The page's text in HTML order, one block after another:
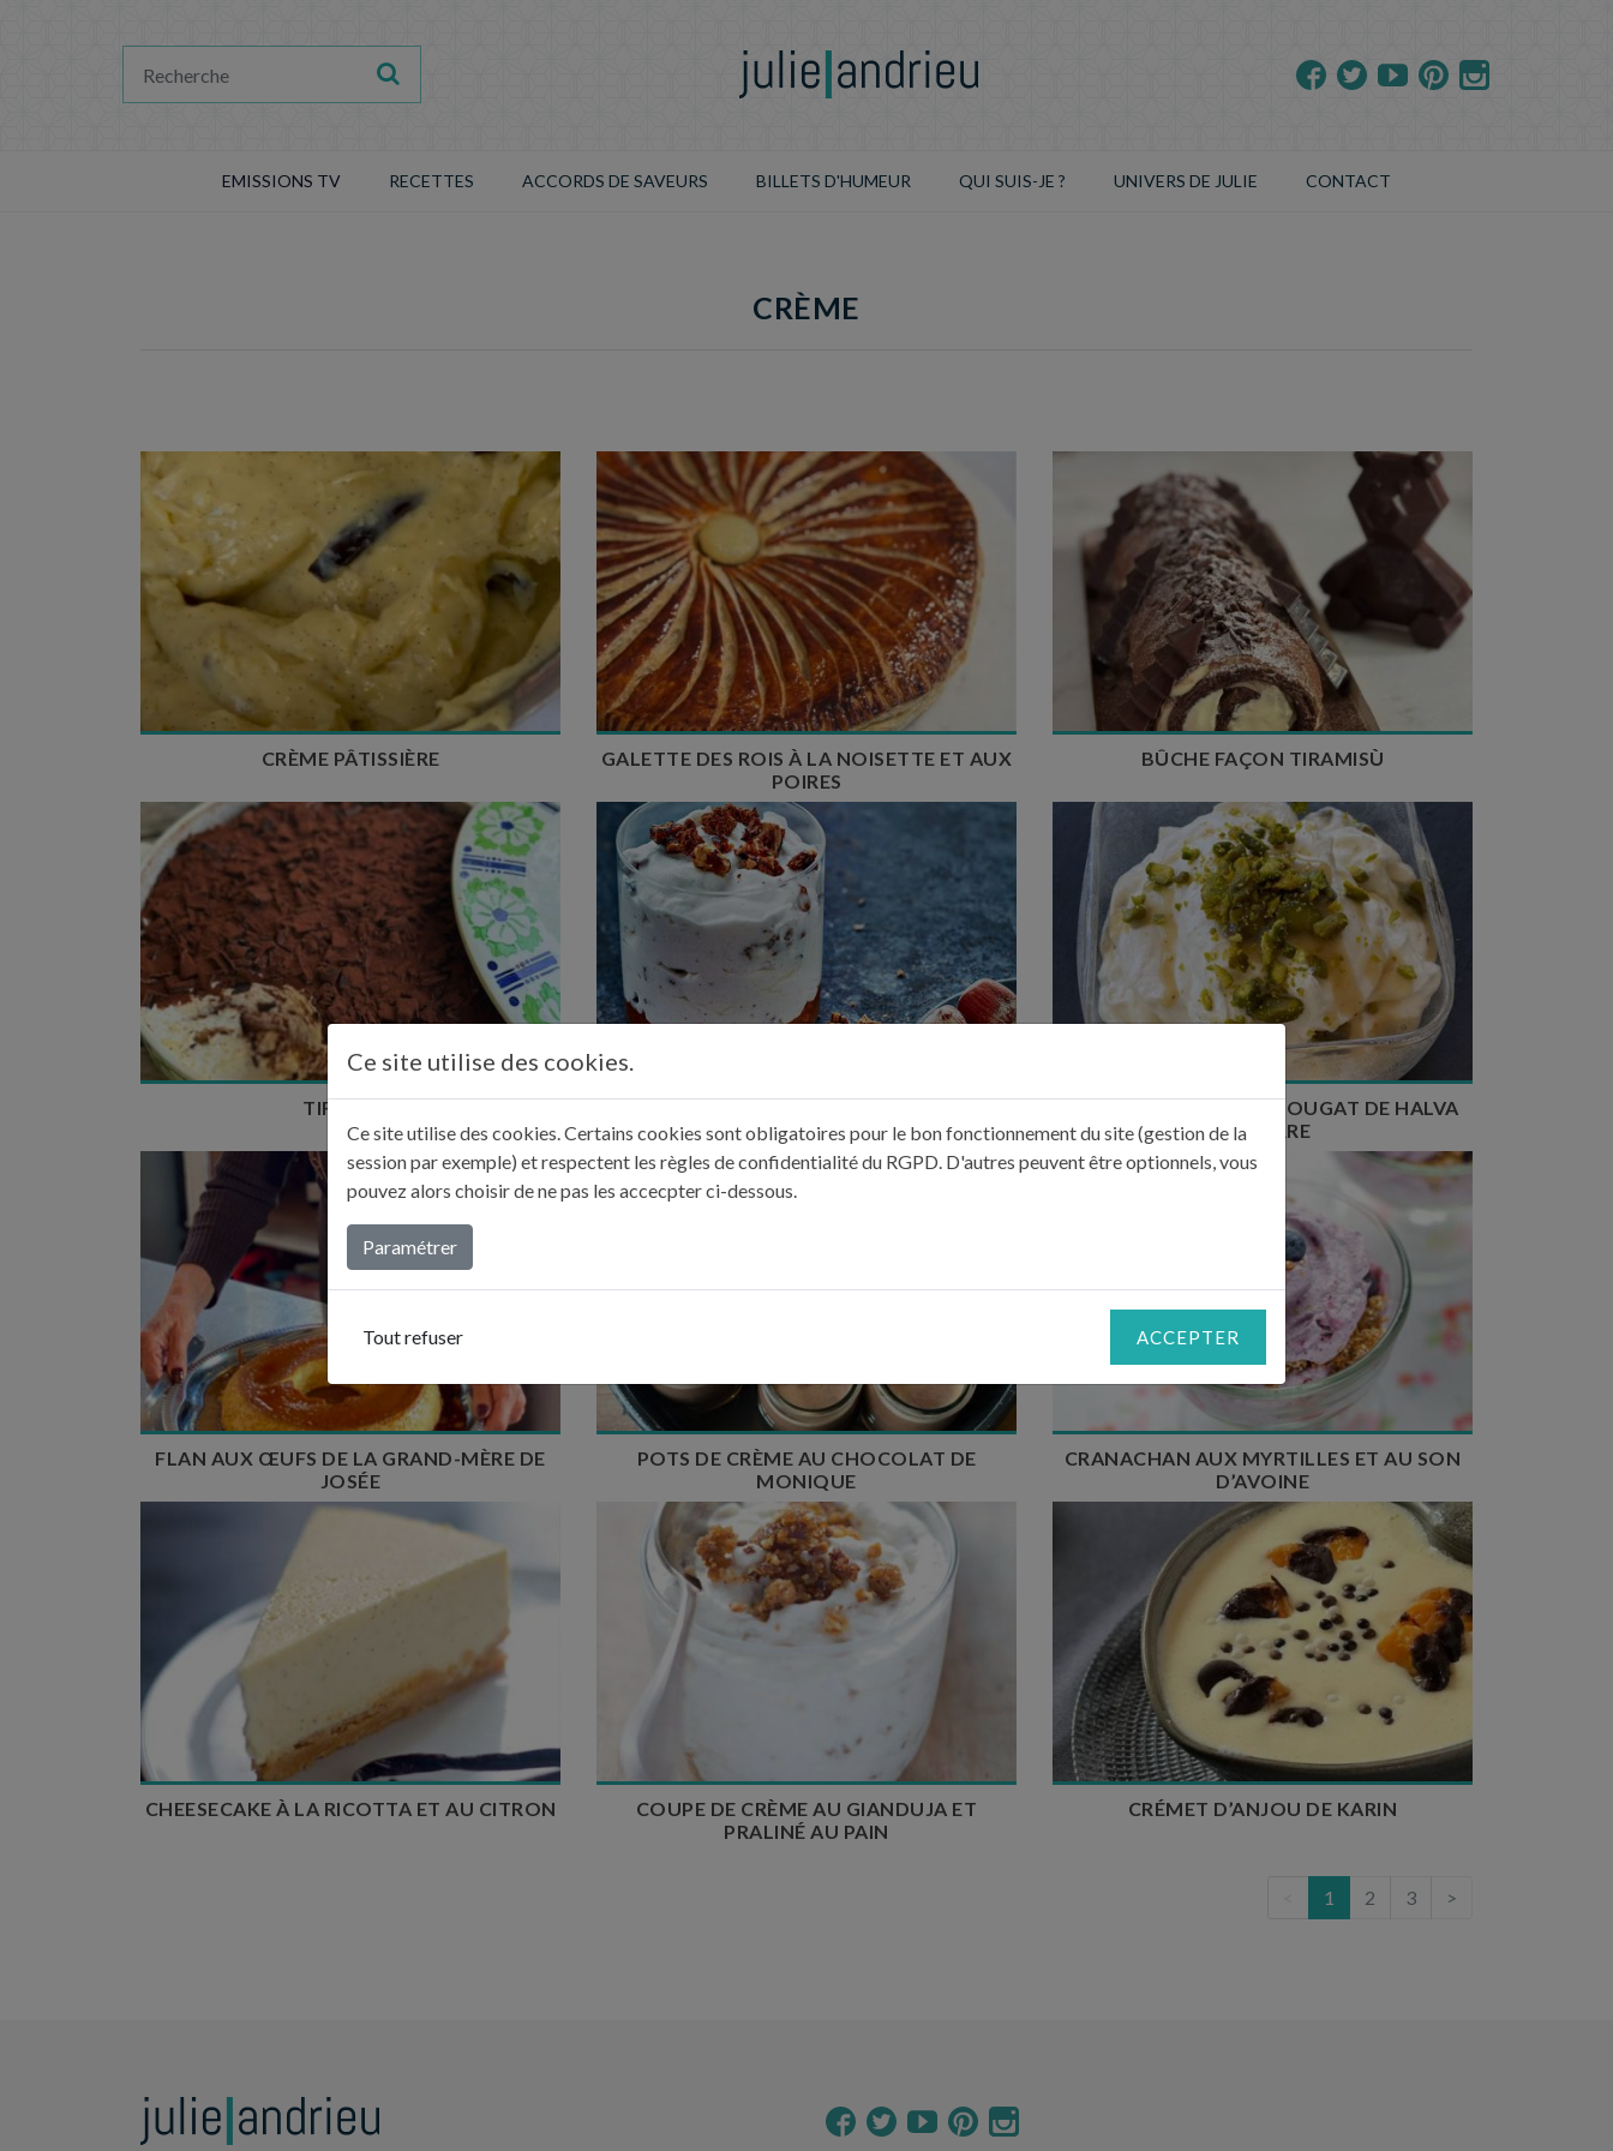
EMISSIONS TV RECETTES ACCORDS DE SAVEURS BILLETS D'HUMEUR QUI SUIS-JE ? UNIVERS DE JULIE CONTACT
CRÈME
Temps de préparation : 10 min
Nombre de couverts : 200g
CRÈME PÂTISSIÈRE
Temps de préparation : 35 min
Temps de cuisson : 30 ou 35 min
Nombre de couverts : 10
GALETTE DES ROIS À LA NOISETTE ET AUX
POIRES
Temps de préparation : 35 min
Temps de cuisson : 10 min
Temps de repos : 24h à 48h
Nombre de couverts : 8 à 10
BÛCHE FAÇON TIRAMISÙ
Temps de préparation : 25 min
Temps de repos : 24h à 48h
Nombre de couverts : 6 à 8
TIRAMISÙ
Temps de préparation : 35 min
Nombre de couverts : 6
CHAPELURE DE ...
Temps de préparation : 30 min
Nombre de couverts : 6
FONTAINEBLEAU AU NOUGAT DE HALVA
DE PIERRE
Temps de préparation : 15 min
Temps de cuisson : 55 min
Nombre de couverts : 6
FLAN AUX ŒUFS DE LA GRAND-MÈRE DE
JOSÉE
POTS DE CRÈME AU CHOCOLAT DE
MONIQUE
Temps de préparation : 10 min
Temps de cuisson : 5 min
Nombre de couverts : 4
CRANACHAN AUX MYRTILLES ET AU SON
D’AVOINE
Temps de préparation : 20 min
Temps de cuisson : 1h10
Nombre de couverts : 6
CHEESECAKE À LA RICOTTA ET AU CITRON
Nombre de couverts : 6
COUPE DE CRÈME AU GIANDUJA ET
PRALINÉ AU PAIN
Temps de préparation : 10 min
Temps de repos : 24h à 48h
Nombre de couverts : 4
CRÉMET D’ANJOU DE KARIN
1 2 3 >
Ce site utilise des cookies.
Ce site utilise des cookies. Certains cookies sont obligatoires pour le bon fonctionnement du site (gestion de la
session par exemple) et respectent les règles de confidentialité du RGPD. D'autres peuvent être optionnels, vous
pouvez alors choisir de ne pas les accecpter ci-dessous.
Paramétrer
Tout refuser ACCEPTER